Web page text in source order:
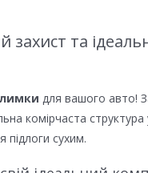
та
для вашого авто!
комірчаста
підлоги сухим.